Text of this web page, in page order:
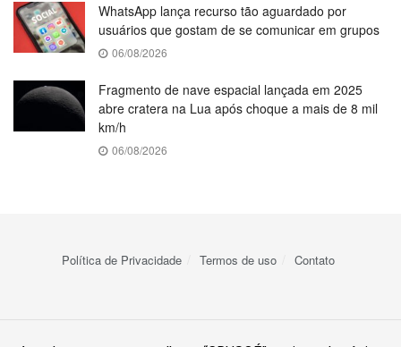
WhatsApp lança recurso tão aguardado por
usuários que gostam de se comunicar em grupos
06/08/2026
Fragmento de nave espacial lançada em 2025
abre cratera na Lua após choque a mais de 8 mil
km/h
06/08/2026
Política de Privacidade Termos de uso Contato